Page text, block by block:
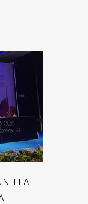
NELLA